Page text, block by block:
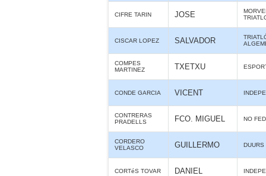
CIFRE TARIN JOSE
CISCAR LOPEZ SALVADOR
COMPES
MARTINEZ
TXETXU
CONDE GARCIA VICENT
CONTRERAS
PRADELLS
FCO. MIGUEL NO
CORDERO
VELASCO
GUILLERMO
CORTéS TOVAR DANIEL